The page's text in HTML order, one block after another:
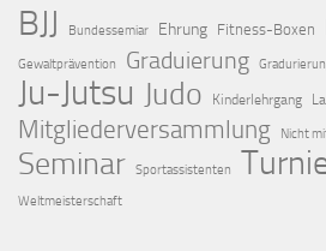
BJJ Bundessemiar Ehrung Fitness-Boxen
Gewaltprävention Graduierung
Ju-Jutsu Judo Kinderlehrgang
Mitgliederversammlung Nicht
Seminar Sportassistenten
Weltmeisterschaft